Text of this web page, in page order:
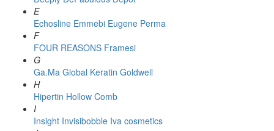
E
Echosline Emmebi Eugene Perma
F
FOUR REASONS Framesi
G
Ga.Ma Global Keratin Goldwell
H
Hipertin Hollow Comb
I
Insight Invisibobble Iva cosmetics